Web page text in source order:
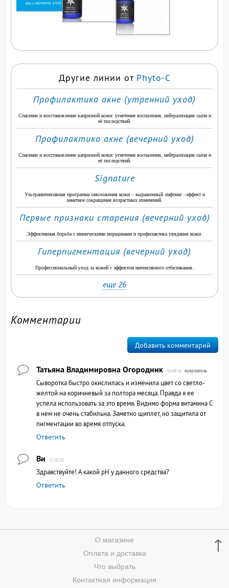
ВЫ СМОТРИТЕ ЭТОТ
Другие линии от Phyto-C
Профилактика акне (утренний уход)
Спасение и восстановление капризной кожи: угнетение воспаления, нейтрализация сыпи и
её последствий.
Профилактика акне (вечерний уход)
Спасение и восстановление капризной кожи: угнетение воспаления, нейтрализация сыпи и
её последствий.
Signature
Ультраинтенсивная программа омоложения кожи – выраженный лифтинг –эффект и
заметное сокращение возрастных изменений.
Первые признаки старения (вечерний уход)
Эффективная борьба с мимическими морщинами и профилактика увядания кожи.
Гиперпигментация (вечерний уход)
Профессиональный уход за кожей с эффектом интенсивного отбеливания.
еще 26
Комментарии
Добавить комментарий
Татьяна Владимировна Огородник 03.09.18 покупатель
Сыворотка быстро окислилась и изменила цвет со светло-
желтой на коричневый за полтора месяца. Правда я ее
успела использовать за это время. Видимо форма витамина С
в нем не очень стабильна. Заметно щиплет, но защитила от
пигментации во время отпуска.
Ответить
Ви 17.02.22
Здравствуйте! А какой pH у данного средства?
Ответить
↑
О магазине
Оплата и доставка
Что выбрать
Контактная информация